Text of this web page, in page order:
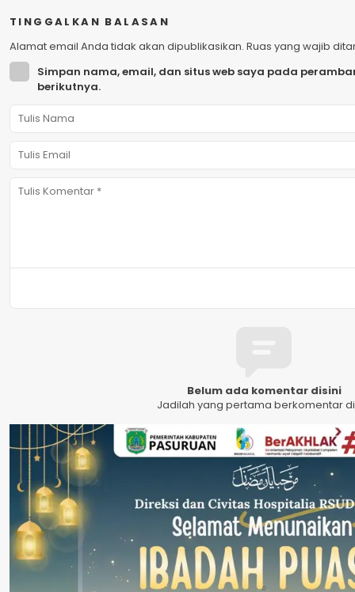
TINGGALKAN BALASAN
Alamat email Anda tidak akan dipublikasikan. Ruas yang wajib
Simpan nama, email, dan situs web saya pada
berikutnya.
Belum ada komentar disini
Jadilah yang pertama berkomentar